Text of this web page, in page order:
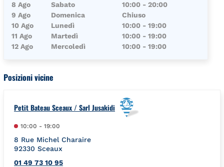
8 Ago
Sabato 10:00 - 20:00
9 Ago
Domenica
Chiuso
10 Ago
Lunedì 10:00 - 19:00
11 Ago
Martedì 10:00 - 19:00
12 Ago
Mercoledì 10:00 - 19:00
Posizioni vicine
Petit Bateau Sceaux / Sarl Jusakidi
10:00 - 19:00
8 Rue Michel Charaire
92330 Sceaux
01 49 73 10 95